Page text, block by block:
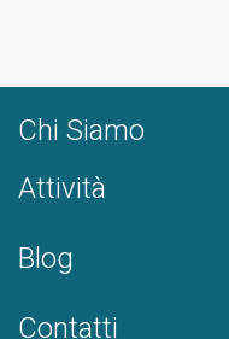
Chi Siamo
Attività
Blog
Contatti